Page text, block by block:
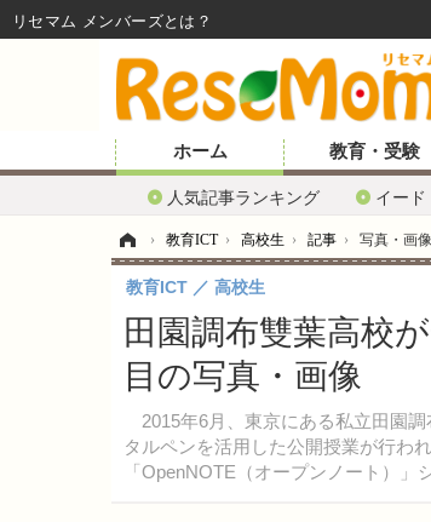
ホーム
人気記事ランキング イード
教育・受験
› 教育ICT › 高校生 › 記事 › 写真・画像
田園調布雙葉高校
目の写真・画像
2015年6月、東京にある私立田園
タルペンを活用した公開授業が行わ
「OpenNOTE（オープンノート）」
教育ICT 高校生
リセマム メンバーズ